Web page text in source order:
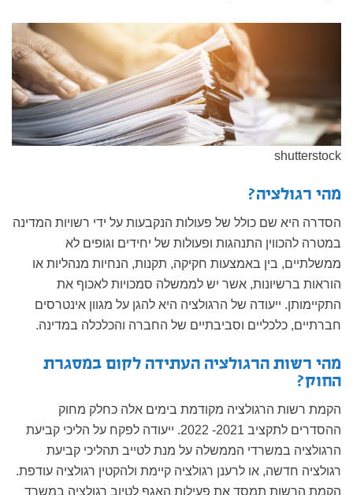
shutterstock
מהי רגולציה?
הסדרה היא שם כולל של פעולות הנקבעות על ידי רשויות המדינה
במטרה להכווין התנהגות ופעולות של יחידים וגופים לא
ממשלתיים, בין באמצעות חקיקה, תקנות, הנחיות מנהליות או
הוראות ברשיונות, אשר יש לממשלה סמכויות לאכוף את
התקיימותן. ייעודה של הרגולציה היא להגן על מגוון אינטרסים
חברתיים, כלכליים וסביבתיים של החברה והכלכלה במדינה.
מהי רשות הרגולציה העתידה לקום במסגרת
החוק?
הקמת רשות הרגולציה מקודמת בימים אלה כחלק מחוק
ההסדרים לתקציב 2021- 2022. ייעודה לפקח על הליכי קביעת
הרגולציה במשרדי הממשלה על מנת לטייב תהליכי קביעת
רגולציה חדשה, או לרענן רגולציה קיימת ולהקטין רגולציה עודפת.
הקמת הרשות תמסד את פעילות האגף לטיוב רגולציה במשרד